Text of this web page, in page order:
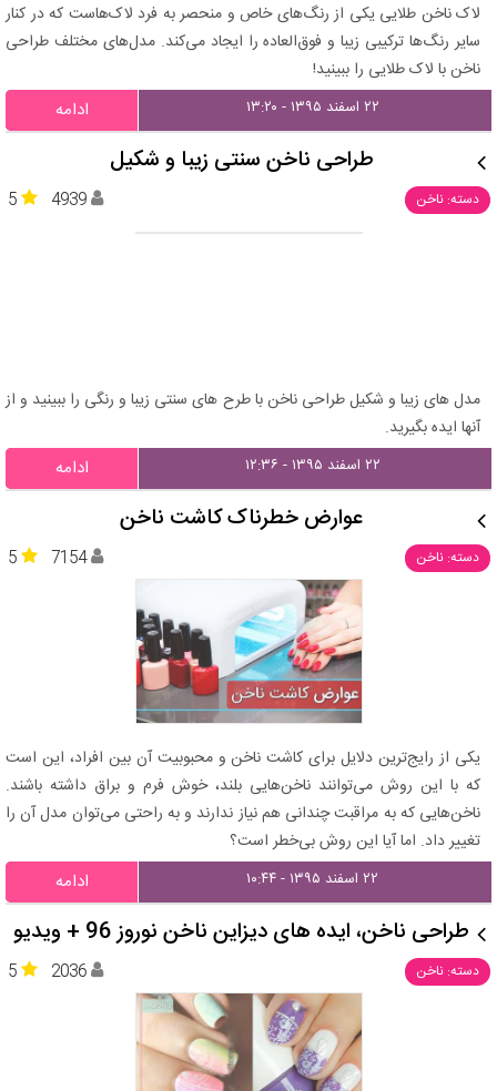
لاک ناخن طلایی یکی از رنگ‌های خاص و منحصر به فرد لاک‌هاست که در کنار
سایر رنگ‌ها ترکیبی زیبا و فوق‌العاده را ایجاد می‌کند. مدل‌های مختلف طراحی
ناخن با لاک طلایی را ببینید!
۲۲ اسفند ۱۳۹۵ - ۱۳:۲۰ ادامه
طراحی ناخن سنتی زیبا و شکیل
دسته: ناخن 5 4939
مدل های زیبا و شکیل طراحی ناخن با طرح های سنتی زیبا و رنگی را ببینید و از
آنها ایده بگیرید.
۲۲ اسفند ۱۳۹۵ - ۱۲:۳۶ ادامه
عوارض خطرناک کاشت ناخن
دسته: ناخن 5 7154
یکی از رایج‌ترین دلایل برای کاشت ناخن و محبوبیت آن بین افراد، این است
که با این روش می‌توانند ناخن‌هایی بلند، خوش فرم و براق داشته باشند.
ناخن‌هایی که به مراقبت چندانی هم نیاز ندارند و به راحتی می‌توان مدل آن را
تغییر داد. اما آیا این روش بی‌خطر است؟
۲۲ اسفند ۱۳۹۵ - ۱۰:۴۴ ادامه
طراحی ناخن، ایده های دیزاین ناخن نوروز 96 + ویدیو
دسته: ناخن 5 2036